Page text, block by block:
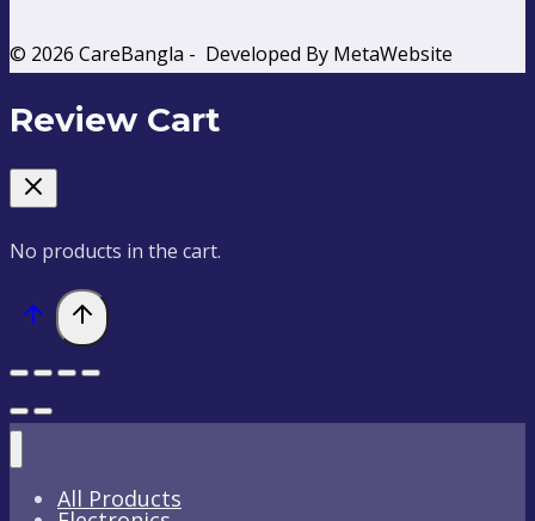
© 2026 CareBangla - Developed By MetaWebsite
Review Cart
No products in the cart.
All Products